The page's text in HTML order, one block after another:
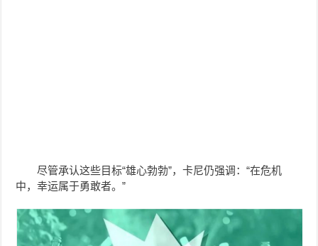
尽管承认这些目标“雄心勃勃”，卡尼仍强调：“在危机
中，幸运属于勇敢者。”